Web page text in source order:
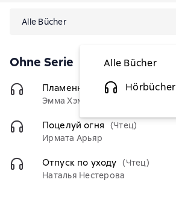
Alle Bücher
Alle Bücher
Hörbücher
Ohne Serie
Пламенное сердце (Чтец)
Эмма Хэмм
Поцелуй огня
(Чтец)
Ирмата Арьяр
Отпуск по уходу (Чтец)
Наталья Нестерова